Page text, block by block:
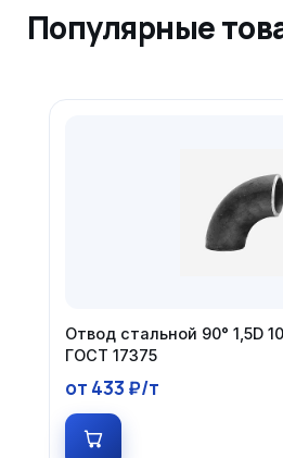
Популярные
Отвод стальной 90° 1,5D
ГОСТ 17375
от 433 ₽/т